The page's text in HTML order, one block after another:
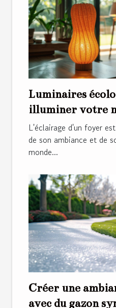
Luminaires
illuminer votre
manière durable
L'éclairage d'un foyer
de son ambiance et de
monde...
Créer une
avec du gazon